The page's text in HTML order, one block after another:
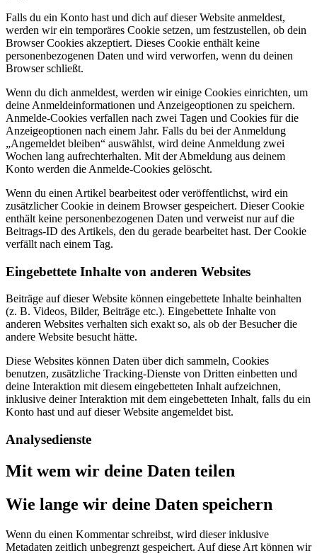
Falls du ein Konto hast und dich auf dieser Website anmeldest,
werden wir ein temporäres Cookie setzen, um festzustellen, ob dein
Browser Cookies akzeptiert. Dieses Cookie enthält keine
personenbezogenen Daten und wird verworfen, wenn du deinen
Browser schließt.
Wenn du dich anmeldest, werden wir einige Cookies einrichten, um
deine Anmeldeinformationen und Anzeigeoptionen zu speichern.
Anmelde-Cookies verfallen nach zwei Tagen und Cookies für die
Anzeigeoptionen nach einem Jahr. Falls du bei der Anmeldung
„Angemeldet bleiben“ auswählst, wird deine Anmeldung zwei
Wochen lang aufrechterhalten. Mit der Abmeldung aus deinem
Konto werden die Anmelde-Cookies gelöscht.
Wenn du einen Artikel bearbeitest oder veröffentlichst, wird ein
zusätzlicher Cookie in deinem Browser gespeichert. Dieser Cookie
enthält keine personenbezogenen Daten und verweist nur auf die
Beitrags-ID des Artikels, den du gerade bearbeitet hast. Der Cookie
verfällt nach einem Tag.
Eingebettete Inhalte von anderen Websites
Beiträge auf dieser Website können eingebettete Inhalte beinhalten
(z. B. Videos, Bilder, Beiträge etc.). Eingebettete Inhalte von
anderen Websites verhalten sich exakt so, als ob der Besucher die
andere Website besucht hätte.
Diese Websites können Daten über dich sammeln, Cookies
benutzen, zusätzliche Tracking-Dienste von Dritten einbetten und
deine Interaktion mit diesem eingebetteten Inhalt aufzeichnen,
inklusive deiner Interaktion mit dem eingebetteten Inhalt, falls du ein
Konto hast und auf dieser Website angemeldet bist.
Analysedienste
Mit wem wir deine Daten teilen
Wie lange wir deine Daten speichern
Wenn du einen Kommentar schreibst, wird dieser inklusive
Metadaten zeitlich unbegrenzt gespeichert. Auf diese Art können wir